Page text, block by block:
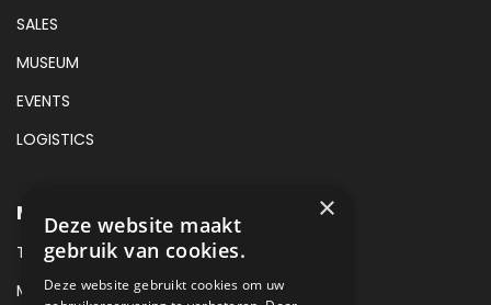
SALES
MUSEUM
EVENTS
LOGISTICS
METROPOLE SALES CONTACT
TEL:+31 (0) 88 425 94 00
MAIL:SALES@METROPOLE.NL
×
Deze website maakt
gebruik van cookies.
Deze website gebruikt cookies om uw